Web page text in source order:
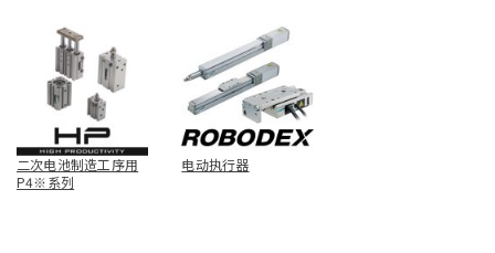
二次电池制造工序用
P4※系列
电动执行器